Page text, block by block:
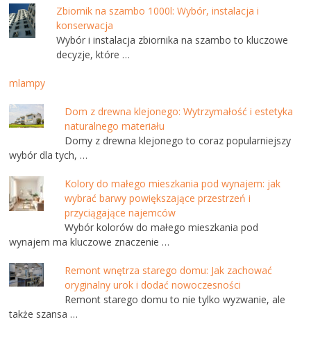
Zbiornik na szambo 1000l: Wybór, instalacja i
konserwacja
Wybór i instalacja zbiornika na szambo to kluczowe
decyzje, które …
mlampy
Dom z drewna klejonego: Wytrzymałość i estetyka
naturalnego materiału
Domy z drewna klejonego to coraz popularniejszy
wybór dla tych, …
Kolory do małego mieszkania pod wynajem: jak
wybrać barwy powiększające przestrzeń i
przyciągające najemców
Wybór kolorów do małego mieszkania pod
wynajem ma kluczowe znaczenie …
Remont wnętrza starego domu: Jak zachować
oryginalny urok i dodać nowoczesności
Remont starego domu to nie tylko wyzwanie, ale
także szansa …